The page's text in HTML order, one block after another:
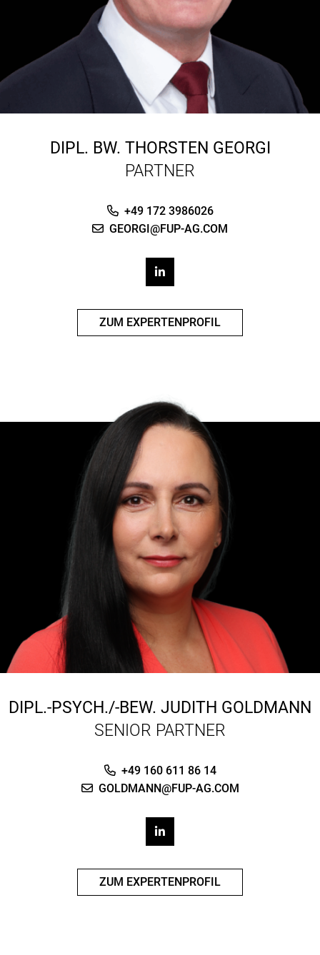
DIPL. BW. THORSTEN GEORGI
PARTNER
+49 172 3986026
GEORGI@FUP-AG.COM
ZUM EXPERTENPROFIL
DIPL.-PSYCH./-BEW. JUDITH GOLDMANN
SENIOR PARTNER
+49 160 611 86 14
GOLDMANN@FUP-AG.COM
ZUM EXPERTENPROFIL